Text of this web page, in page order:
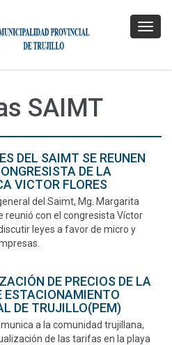
SAIMT
DEL SAIMT SE REUNEN
DE LA
VICTOR FLORES
del Saimt, Mg. Margarita
reunió con el congresista Víctor
leyes a favor de micro y
DE PRECIOS DE LA
ESTACIONAMIENTO
DE TRUJILLO(PEM)
a la comunidad trujillana,
de las tarifas en la playa